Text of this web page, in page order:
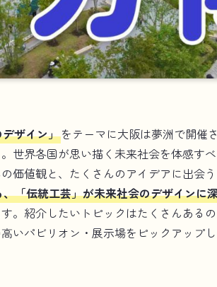
ザイン」をテーマに大阪は夢洲で開催
。世界各国が思い描く未来社会を体感
価値観と、たくさんのアイデアに出会
「伝統工芸」が未来社会のデザインに
。紹介したいトピックはたくさんある
いパビリオン・展示場をピックアップ